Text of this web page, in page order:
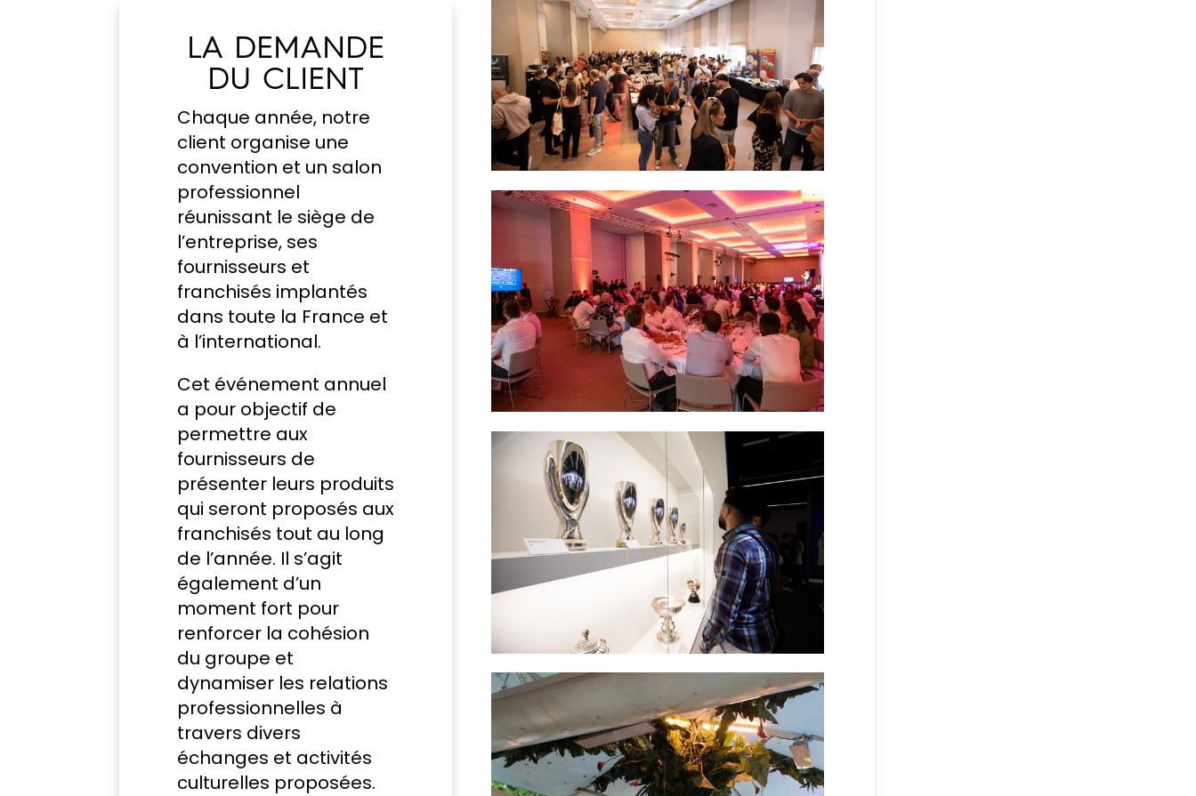
LA DEMANDE
DU CLIENT
Chaque année, notre
client organise une
convention et un salon
professionnel
réunissant le siège de
l’entreprise, ses
fournisseurs et
franchisés implantés
dans toute la France et
à l’international.
Cet événement annuel
a pour objectif de
permettre aux
fournisseurs de
présenter leurs produits
qui seront proposés aux
franchisés tout au long
de l’année. Il s’agit
également d’un
moment fort pour
renforcer la cohésion
du groupe et
dynamiser les relations
professionnelles à
travers divers
échanges et activités
culturelles proposées.